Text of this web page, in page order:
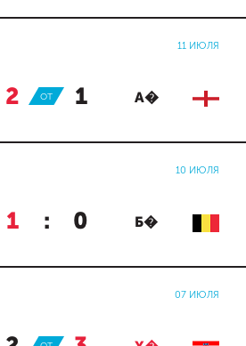
11 ИЮЛЯ
2 : 1 А�
ОТ
10 ИЮЛЯ
1 : 0 Б�
07 ИЮЛЯ